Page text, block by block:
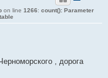
on line 1266: count(): Parameter
, дорога